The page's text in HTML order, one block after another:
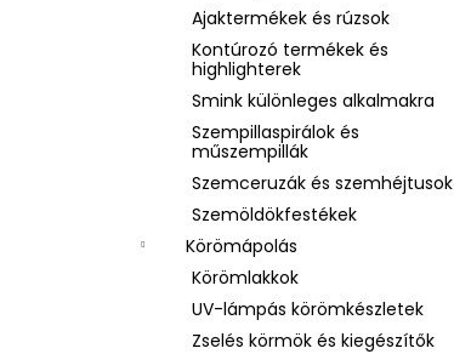
Ajaktermékek és rúzsok
Kontúrozó termékek és
highlighterek
Smink különleges alkalmakra
Szempillaspirálok és
műszempillák
Szemceruzák és szemhéjtusok
Szemöldökfestékek
Körömápolás
Körömlakkok
UV-lámpás körömkészletek
Zselés körmök és kiegészítők